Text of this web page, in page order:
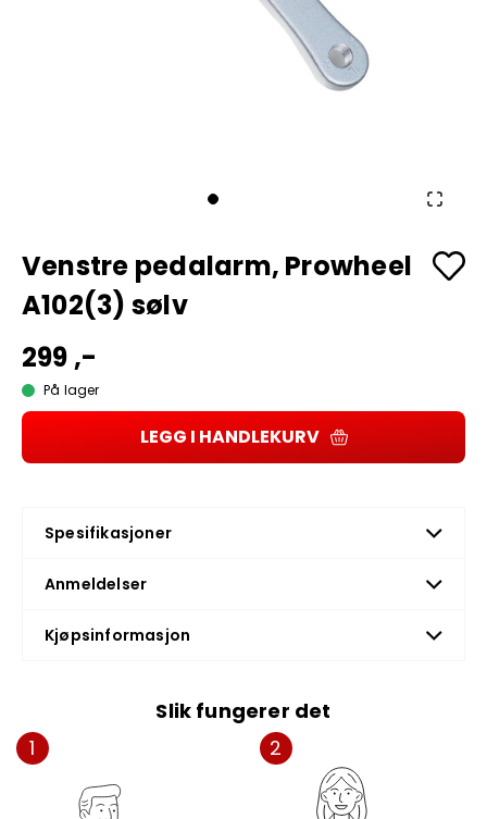
Venstre pedalarm, Prowheel
A102(3) sølv
299 ,-
På lager
LEGG I HANDLEKURV
Spesifikasjoner
Anmeldelser
Kjøpsinformasjon
Slik fungerer det
1
2